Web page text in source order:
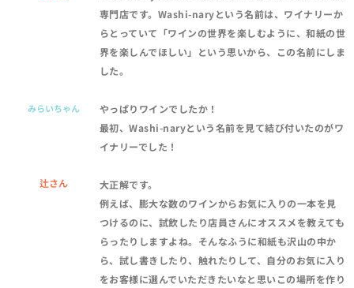
専門店です。Washi-naryという名前は、ワイナリーか
らとっていて「ワインの世界を楽しむように、和紙の世
界を楽しんでほしい」という思いから、この名前にしま
した。
みらいちゃん
やっぱりワインでしたか！
最初、Washi-naryという名前を見て結び付いたのがワ
イナリーでした！
辻さん
大正解です。
例えば、膨大な数のワインからお気に入りの一本を見
つけるのに、試飲したり店員さんにオススメを教えても
らったりしますよね。そんなふうに和紙も沢山の中か
ら、試し書きしたり、触れたりして、自分のお気に入り
をお客様に選んでいただきたいなと思いこの場所を作り